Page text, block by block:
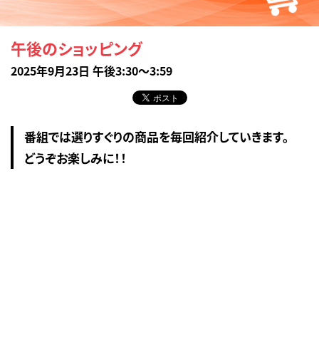
午後のショッピング
2025年9月23日 午後3:30～3:59
番組では選りすぐりの商品を毎回紹介していきます。
どうぞお楽しみに！！